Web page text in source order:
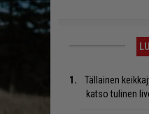
Tällainen
katso tulinen